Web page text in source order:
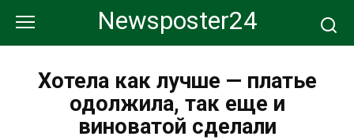
контенту
Newsposter24
Хотела как лучше — платье
одолжила, так еще и
виноватой сделали